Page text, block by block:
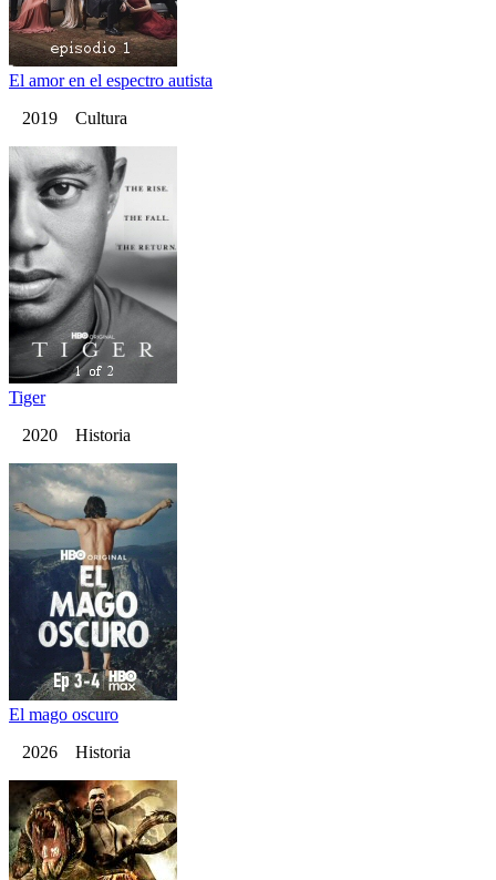
El amor en el espectro autista
2019 Cultura
Tiger
2020 Historia
El mago oscuro
2026 Historia